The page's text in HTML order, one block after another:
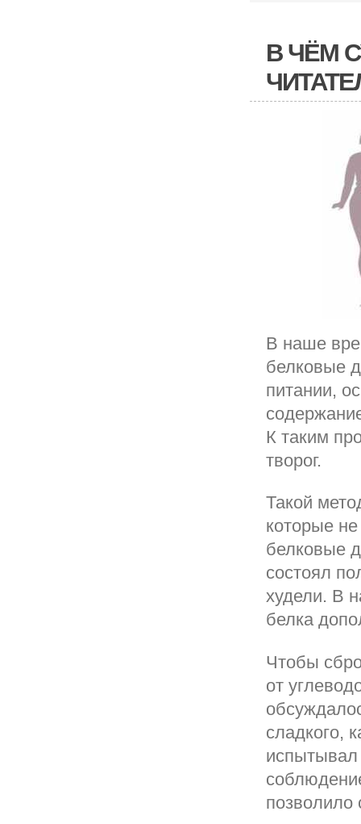
В ЧЁМ
В наше
белковые
питании,
К таким
творог.
Такой
которые
белковые
состоял
худели. В
белка
Чтобы
от
сладкого,
испытывал
позволило